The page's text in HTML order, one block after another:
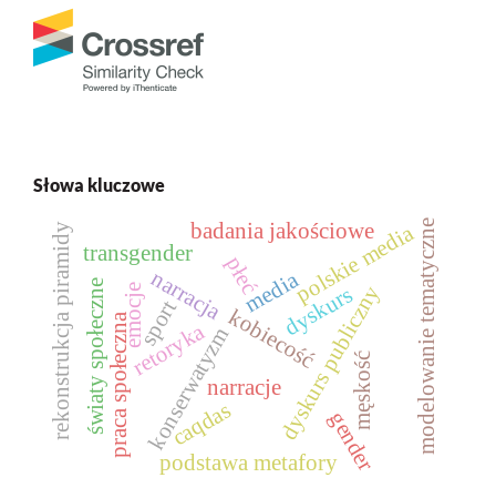
Słowa kluczowe
konserwatyzm dyskurs publiczny
retoryka
narracje
media
narracja
praca społeczna męskość
kobiecość
płeć
gender
transgender polskie media
sport
badania jakościowe
dyskurs
caqdas modelowanie tematyczne
rekonstrukcja piramidy
podstawa metafory
światy społeczneemocje